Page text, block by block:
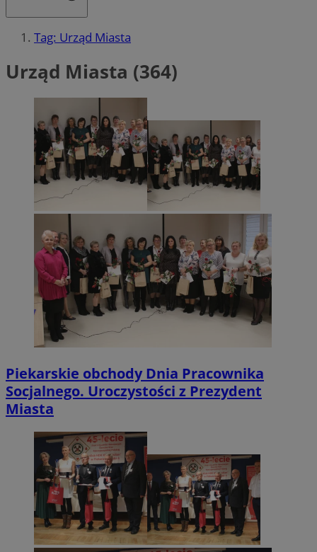
Tag: Urząd Miasta
Urząd Miasta (364)
Piekarskie obchody Dnia Pracownika
Socjalnego. Uroczystości z Prezydent
Miasta